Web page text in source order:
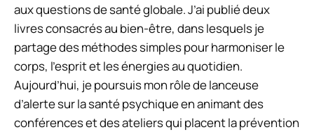
aux questions de santé globale. J’ai publié deux
livres consacrés au bien-être, dans lesquels je
partage des méthodes simples pour harmoniser le
corps, l’esprit et les énergies au quotidien.
Aujourd’hui, je poursuis mon rôle de lanceuse
d’alerte sur la santé psychique en animant des
conférences et des ateliers qui placent la prévention